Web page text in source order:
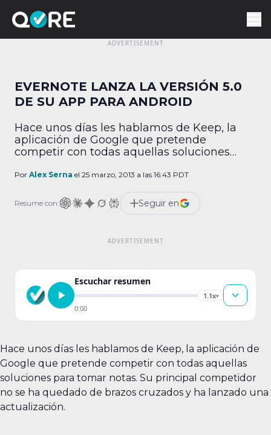
EVERNOTE LANZA LA VERSIÓN 5.0
DE SU APP PARA ANDROID
Hace unos días les hablamos de Keep, la
aplicación de Google que pretende
competir con todas aquellas soluciones
no se ha quedado de brazos cruzados y ha
su versión 5.0 para Android y parece no
importarle en lo más mínimo la salida de […]
Por Alex Serna el 25 marzo, 2013 a las 16:43 PDT
Resume con: Seguir en
Escuchar resumen
1.1x▾
0:00
Hace unos días les hablamos de Keep, la aplicación de
Google que pretende competir con todas aquellas
soluciones para tomar notas. Su principal competidor
no se ha quedado de brazos cruzados y ha lanzado una
actualización.